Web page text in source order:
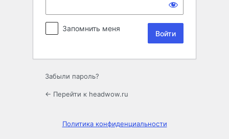
Запомнить меня
Забыли пароль?
← Перейти к headwow.ru
Политика конфиденциальности